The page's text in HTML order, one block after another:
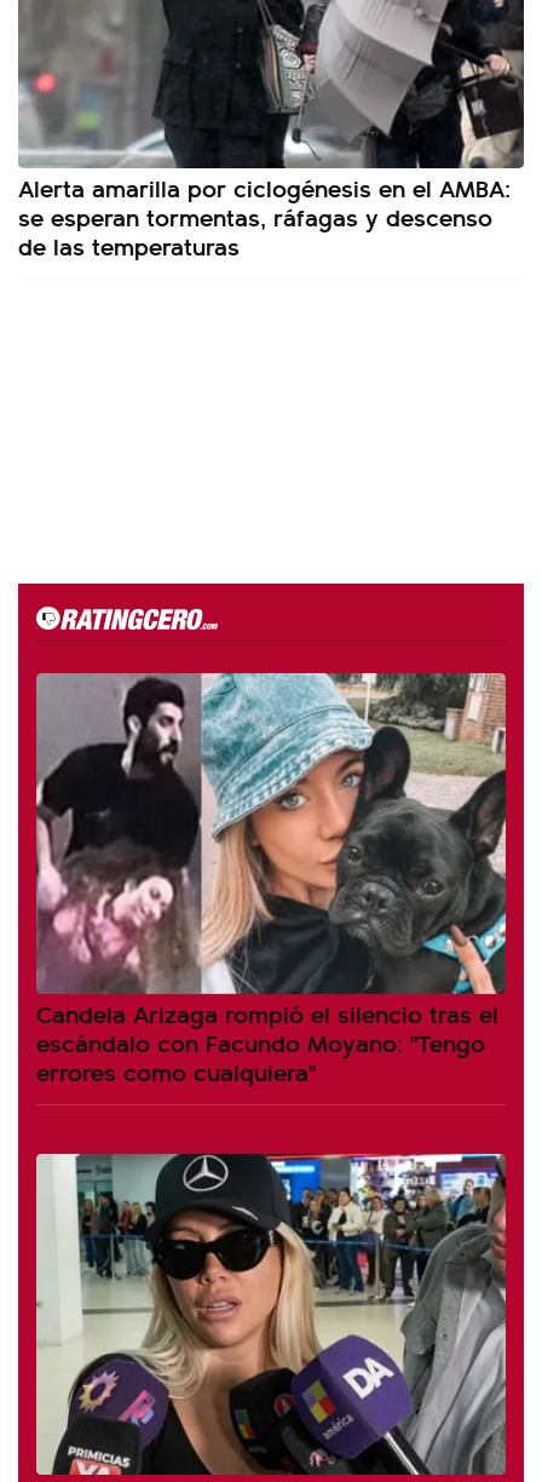
Alerta amarilla por ciclogénesis en el AMBA:
se esperan tormentas, ráfagas y descenso
de las temperaturas
Candela Arizaga rompió el silencio tras el
escándalo con Facundo Moyano: "Tengo
errores como cualquiera"